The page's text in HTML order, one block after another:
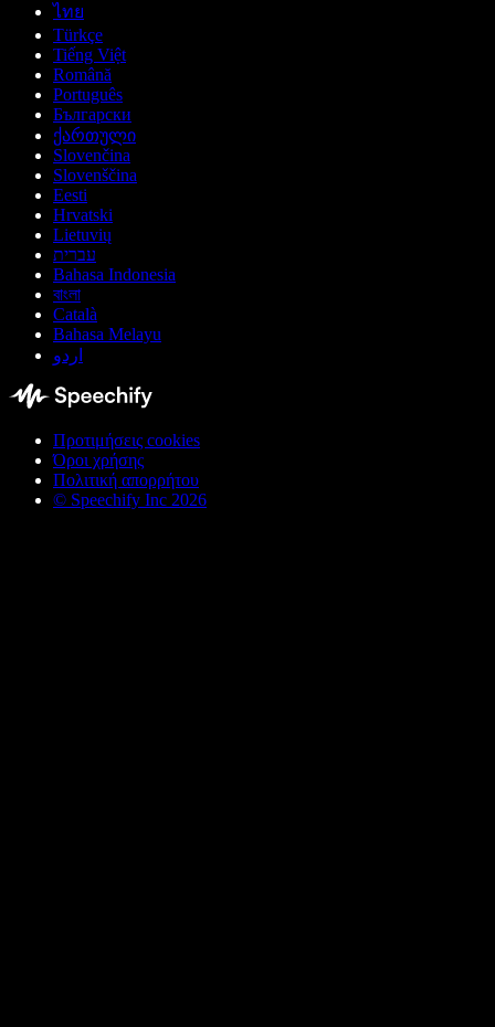
ไทย
Türkçe
Tiếng Việt
Română
Português
Български
ქართული
Slovenčina
Slovenščina
Eesti
Hrvatski
Lietuvių
עברית
Bahasa Indonesia
বাংলা
Català
Bahasa Melayu
اردو
Προτιμήσεις cookies
Όροι χρήσης
Πολιτική απορρήτου
© Speechify Inc 2026